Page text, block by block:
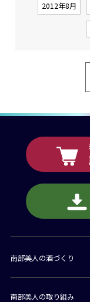
2012年8月
南部美人の酒づくり
南部美人の取り組み